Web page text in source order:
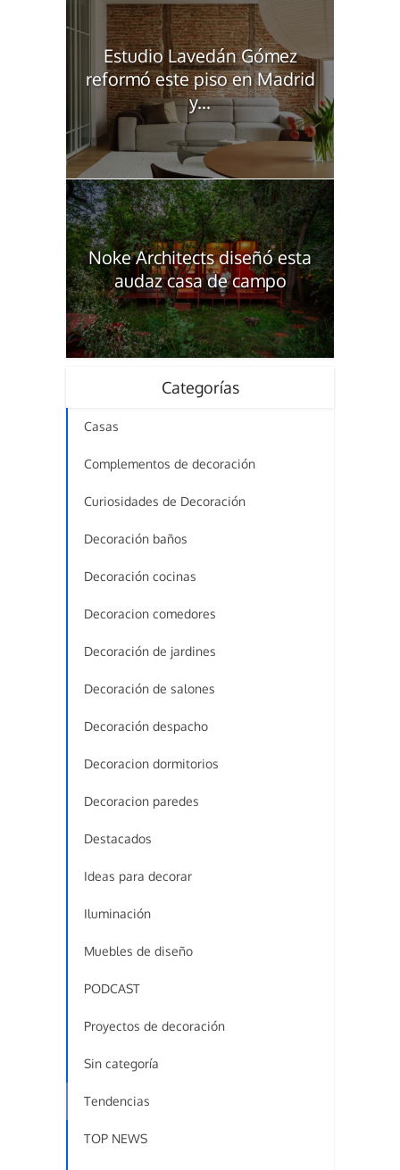
Estudio Lavedán Gómez
reformó este piso en Madrid
y...
Noke Architects diseñó esta
audaz casa de campo
Categorías
Casas
Complementos de decoración
Curiosidades de Decoración
Decoración baños
Decoración cocinas
Decoracion comedores
Decoración de jardines
Decoración de salones
Decoración despacho
Decoracion dormitorios
Decoracion paredes
Destacados
Ideas para decorar
Iluminación
Muebles de diseño
PODCAST
Proyectos de decoración
Sin categoría
Tendencias
TOP NEWS